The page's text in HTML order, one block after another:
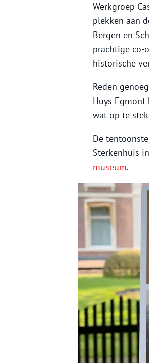
Werkgroep
plekken aan
Bergen en
prachtige co-
historische
Reden
Huys
wat op te
De
Sterkenhuis
museum.